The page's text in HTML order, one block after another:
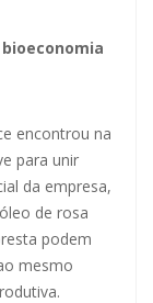
encontrou na
para unir
da empresa,
de rosa
podem
mesmo